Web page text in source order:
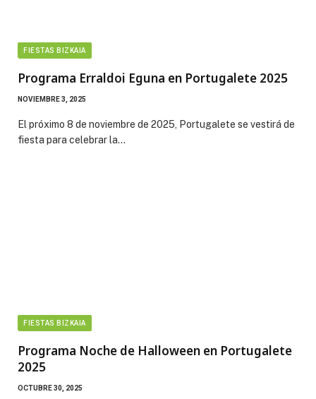
FIESTAS BIZKAIA
Programa Erraldoi Eguna en Portugalete 2025
NOVIEMBRE 3, 2025
El próximo 8 de noviembre de 2025, Portugalete se vestirá de
fiesta para celebrar la…
FIESTAS BIZKAIA
Programa Noche de Halloween en Portugalete
2025
OCTUBRE 30, 2025